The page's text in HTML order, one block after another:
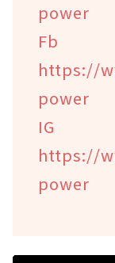
power
https://
power
https://
power